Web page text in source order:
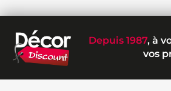
Depuis 1987, à
vos